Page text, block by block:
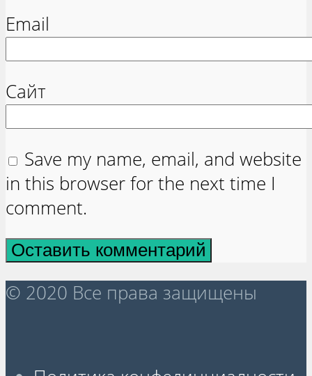
Email
Сайт
Save my name, email, and website
in this browser for the next time I
comment.
© 2020 Все права защищены